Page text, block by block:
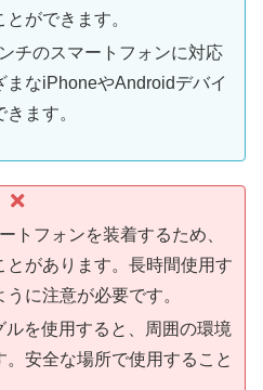
ができます。
チのスマートフォンに対応
まなiPhoneやAndroidデバイ
ます。
トフォンを装着するため、
とがあります。長時間使用す
に注意が必要です。
を使用すると、周囲の環境
安全な場所で使用すること